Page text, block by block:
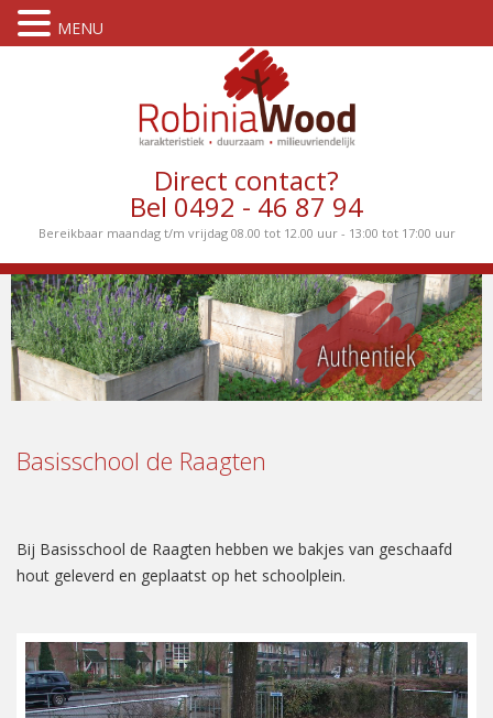
Direct contact?
Bel 0492 - 46 87 94
Bereikbaar maandag t/m vrijdag 08.00 tot 12.00 uur - 13:00 tot 17:00 uur
Basisschool de Raagten
Bij Basisschool de Raagten hebben we bakjes van geschaafd
hout geleverd en geplaatst op het schoolplein.
MENU